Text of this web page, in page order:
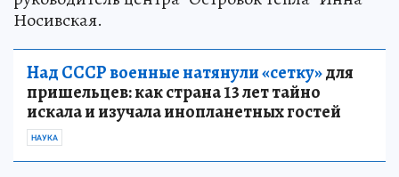
Носивская.
Над СССР военные натянули «сетку»для
пришельцев: как страна 13 лет тайно
искала и изучала инопланетных гостей
НАУКА